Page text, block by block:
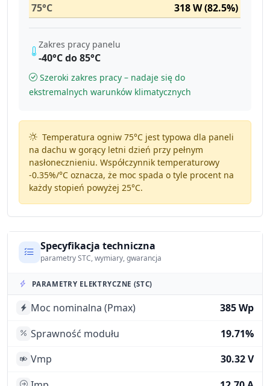
75°C
318 W (82.5%)
Zakres pracy panelu
-40°C do 85°C
Szeroki zakres pracy – nadaje się do
ekstremalnych warunków klimatycznych
Temperatura ogniw 75°C jest typowa dla paneli
na dachu w gorący letni dzień przy pełnym
nasłonecznieniu. Współczynnik temperaturowy
-0.35%/°Coznacza, że moc spada o tyle procent na
każdy stopień powyżej 25°C.
Specyfikacja techniczna
parametry STC, wymiary, gwarancja
PARAMETRY ELEKTRYCZNE (STC)
Moc nominalna (Pmax)
385 Wp
Sprawność modułu
19.71%
Vmp
30.32 V